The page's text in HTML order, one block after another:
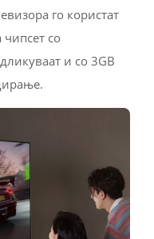
го користат
чипсет со
и со 3GB